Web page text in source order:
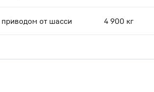
приводом от шасси 4 900 кг